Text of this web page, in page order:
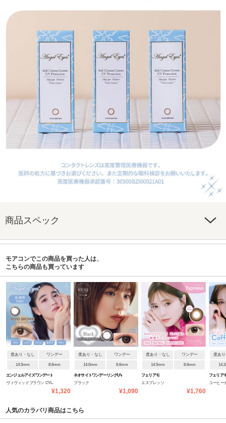
商品スペック
モアコンでこの商品を買った人は、
こちらの商品も買っています
度あり・なし ワンデー
14.5mm 8.6mm
エンジェルアイズワンデート
ーリック(乱視用)
ヴィヴィッドブラウン CYL-
¥1,320
度あり・なし ワンデー
14.0mm 8.6mm
ネオサイトワンデーリングUV
ブラック
¥1,090
度あり・なし ワンデー
14.5mm 8.6mm
フェリアモ
エスプレッソ
¥1,760
度あ
フェリア
コーヒー
人気のカラバリ商品はこちら